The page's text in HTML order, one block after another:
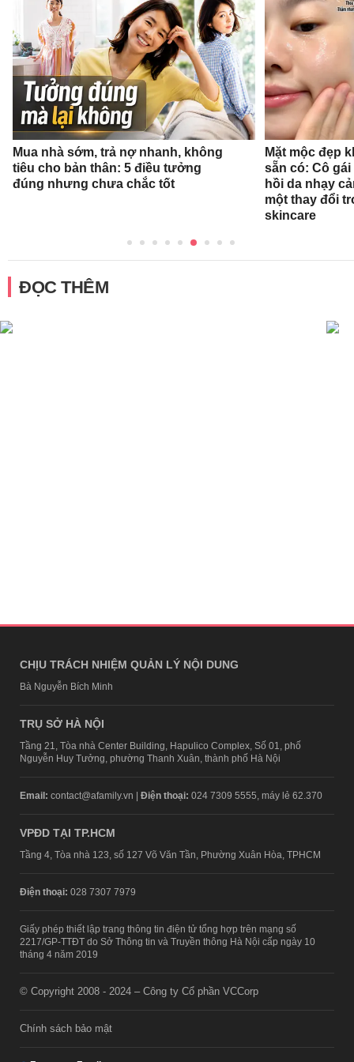
Mua nhà sớm, trả nợ nhanh, không
tiêu cho bản thân: 5 điều tưởng
đúng nhưng chưa chắc tốt
Mặt mộc đẹp
sẵn có: Cô
hồi da nhạy
một thay đổi
skincare
ĐỌC THÊM
CHỊU TRÁCH NHIỆM QUẢN LÝ NỘI DUNG
Bà Nguyễn Bích Minh
TRỤ SỞ HÀ NỘI
Tầng 21, Tòa nhà Center Building, Hapulico Complex, Số 01, phố
Nguyễn Huy Tưởng, phường Thanh Xuân, thành phố Hà Nội
Email: contact@afamily.vn | Điện thoại: 024 7309 5555, máy lẻ 62.370
VPĐD TẠI TP.HCM
Tầng 4, Tòa nhà 123, số 127 Võ Văn Tần, Phường Xuân Hòa, TPHCM
Điện thoại: 028 7307 7979
Giấy phép thiết lập trang thông tin điện tử tổng hợp trên mạng số
2217/GP-TTĐT do Sở Thông tin và Truyền thông Hà Nội cấp ngày 10
tháng 4 năm 2019
© Copyright 2008 - 2024 – Công ty Cổ phần VCCorp
Chính sách bảo mật